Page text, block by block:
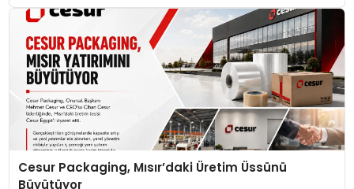
Cesur Packaging, Mısır’daki Üretim Üssünü
Büyütüyor